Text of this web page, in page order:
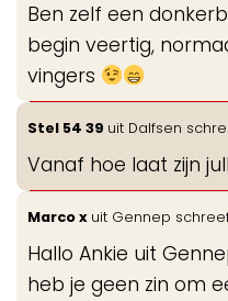
Ben zelf een
begin veertig,
vingers
Stel 54 39 uit Dalfsen
Vanaf hoe laat zijn
Marco x uit Gennep
Hallo Ankie uit
heb je geen zin om